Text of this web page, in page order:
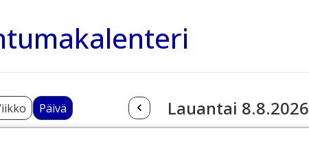
Päivä Lauantai 8.8.2026